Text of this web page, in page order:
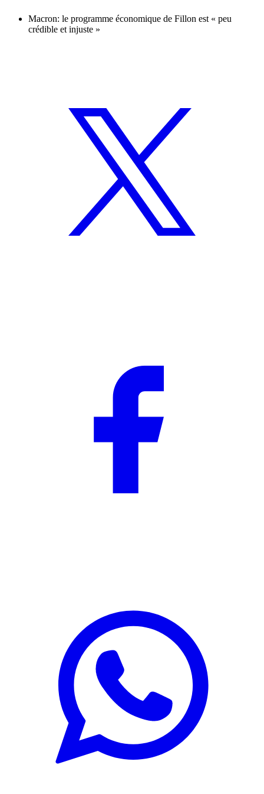
Macron: le programme économique de Fillon est « peu
crédible et injuste »